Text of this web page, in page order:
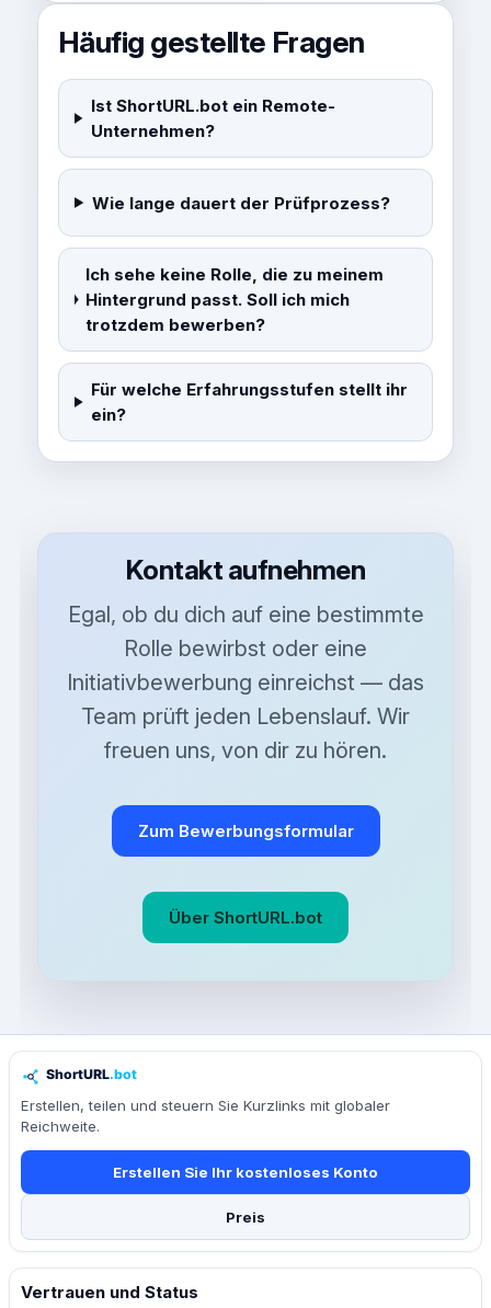
Häufig gestellte Fragen
Ist ShortURL.bot ein Remote-
Unternehmen?
Wie lange dauert der Prüfprozess?
Ich sehe keine Rolle, die zu meinem
Hintergrund passt. Soll ich mich
trotzdem bewerben?
Für welche Erfahrungsstufen stellt ihr
ein?
Kontakt aufnehmen
Egal, ob du dich auf eine bestimmte
Rolle bewirbst oder eine
Initiativbewerbung einreichst — das
Team prüft jeden Lebenslauf. Wir
freuen uns, von dir zu hören.
Zum Bewerbungsformular
Über ShortURL.bot
Erstellen, teilen und steuern Sie Kurzlinks mit globaler
Reichweite.
Erstellen Sie Ihr kostenloses Konto
Preis
Vertrauen und Status